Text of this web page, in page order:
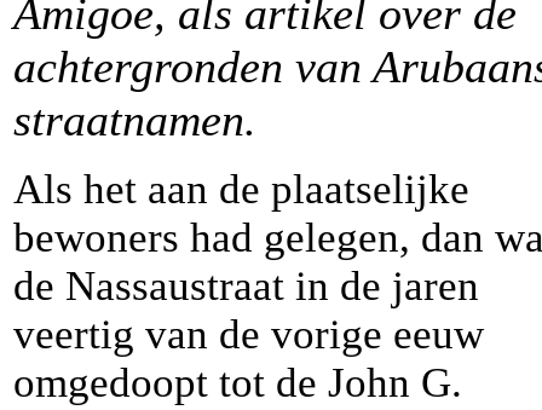
Amigoe, als artikel over de
achtergronden van
straatnamen.
Als het aan de plaatselijke
bewoners had gelegen, dan
de Nassaustraat in de jaren
veertig van de vorige eeuw
omgedoopt tot de John G.